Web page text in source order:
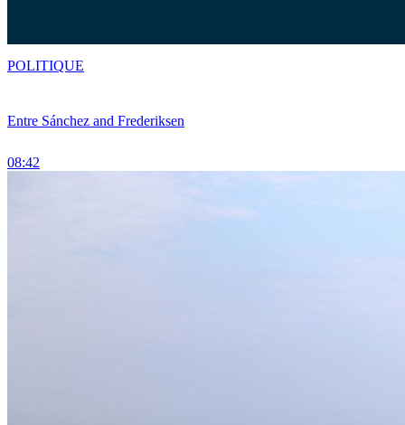
Entre Sánchez and Frederiksen
08:42
POLITIQUE